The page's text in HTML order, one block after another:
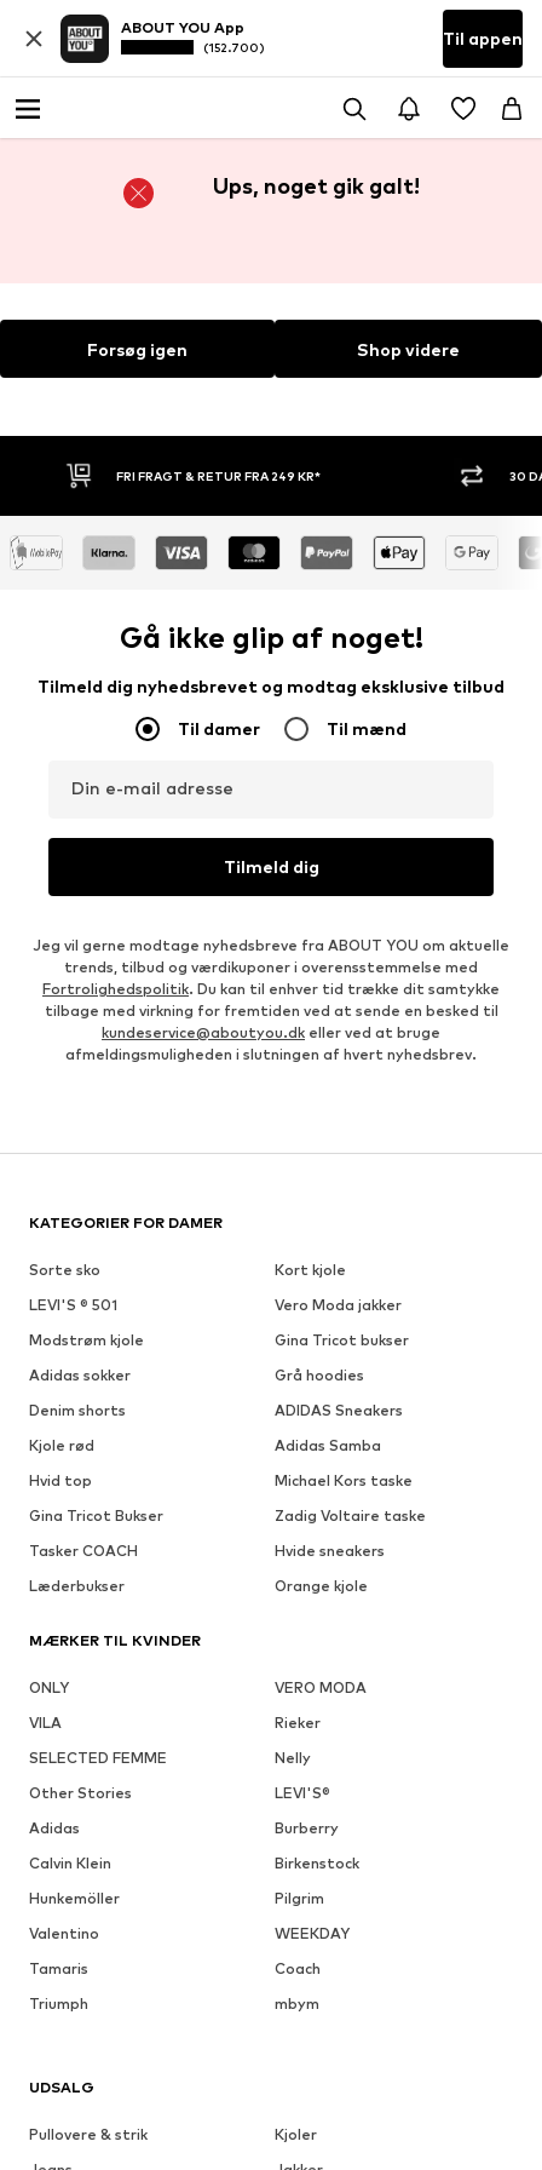
ABOUT YOU App
(152.700) Til appen
Ups, noget gik galt!
Forsøg igen Shop videre
FRI FRAGT & RETUR FRA 249 KR* 30
Gå ikke glip af noget!
Tilmeld dig nyhedsbrevet og modtag eksklusive tilbud
Til damer Til mænd
Din e-mail adresse
Tilmeld dig
Jeg vil gerne modtage nyhedsbreve fra ABOUT YOU om aktuelle
trends, tilbud og værdikuponer i overensstemmelse med
Fortrolighedspolitik. Du kan til enhver tid trække dit samtykke
tilbage med virkning for fremtiden ved at sende en besked til
kundeservice@aboutyou.dk eller ved at bruge
afmeldingsmuligheden i slutningen af hvert nyhedsbrev.
KATEGORIER FOR DAMER
Sorte sko
Kort kjole
LEVI'S ® 501
Vero Moda jakker
Modstrøm kjole
Gina Tricot bukser
Adidas sokker
Grå hoodies
Denim shorts
ADIDAS Sneakers
Kjole rød
Adidas Samba
Hvid top
Michael Kors taske
Gina Tricot Bukser
Zadig Voltaire taske
Tasker COACH
Hvide sneakers
Læderbukser
Orange kjole
MÆRKER TIL KVINDER
ONLY
VERO MODA
VILA
Rieker
SELECTED FEMME
Nelly
Other Stories
LEVI'S®
Adidas
Burberry
Calvin Klein
Birkenstock
Hunkemöller
Pilgrim
Valentino
WEEKDAY
Tamaris
Coach
Triumph
mbym
UDSALG
Pullovere & strik
Kjoler